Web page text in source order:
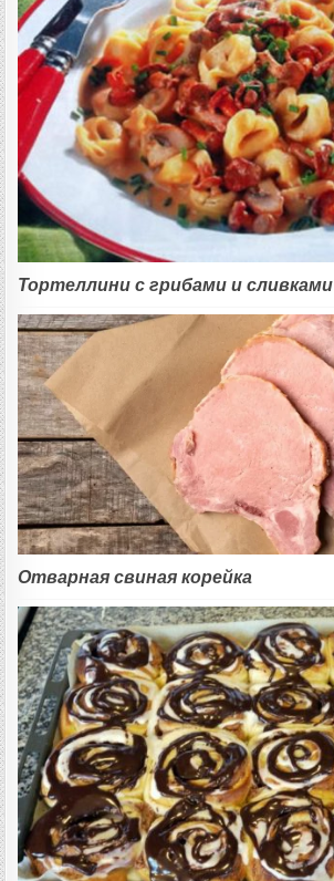
Тортеллини с грибами и сливками
Отварная свиная корейка